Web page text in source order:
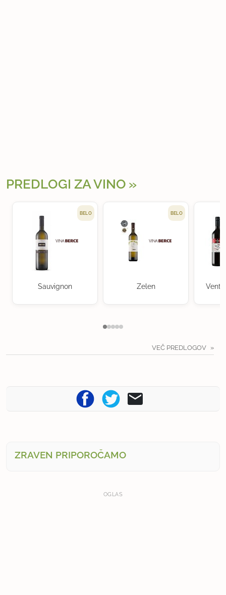
PREDLOGI ZA VINO
BELO
Sauvignon
BELO
Zelen
VEČ PREDLOGOV
ZRAVEN PRIPOROČAMO
OGLAS